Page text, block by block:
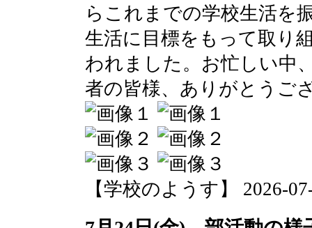
らこれまでの学校生活を
生活に目標をもって取り
われました。お忙しい中
者の皆様、ありがとうご
【学校のようす】 2026-